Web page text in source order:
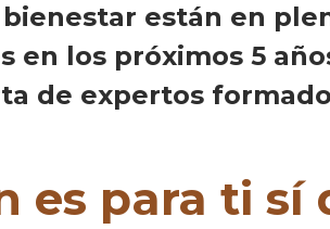
están en
en los próximos 5
de expertos
es para ti sí